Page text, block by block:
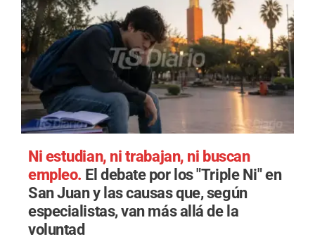
Ni estudian, ni trabajan, ni buscan
empleo. El debate por los "Triple Ni" en
San Juan y las causas que, según
especialistas, van más allá de la
voluntad